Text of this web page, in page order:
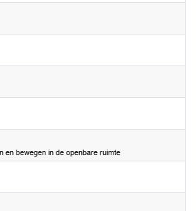
en bewegen in de openbare ruimte